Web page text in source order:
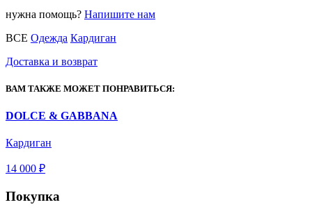
нужна помощь? Напишите нам
ВСЕ Одежда Кардиган
Доставка и возврат
ВАМ ТАКЖЕ МОЖЕТ ПОНРАВИТЬСЯ:
DOLCE & GABBANA
Кардиган
14 000 ₽
Покупка